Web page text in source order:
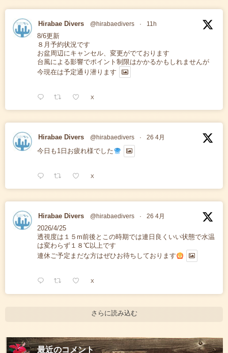
Hirabae Divers @hirabaedivers · 11h
8/6更新
８月予約状況です
お盆周辺にキャンセル、変更がでております
台風による影響でポイント制限はかかるかもしれませんが
今現在は予定通り潜ります
X
Hirabae Divers @hirabaedivers · 26 4月
今日も1日お疲れ様でした
X
Hirabae Divers @hirabaedivers · 26 4月
2026/4/25
透視度は１５m前後とこの時期では連日良くいい状態で水温
は変わらず１８℃以上です
連休ご予定まだな方はぜひお待ちしております
X
さらに読み込む
最近のコメント